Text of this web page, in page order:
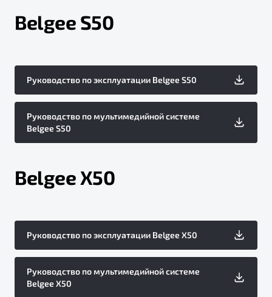
Belgee S50
Руководство по эксплуатации Belgee S50
Руководство по мультимедийной системе
Belgee S50
Belgee X50
Руководство по эксплуатации Belgee X50
Руководство по мультимедийной системе
Belgee X50